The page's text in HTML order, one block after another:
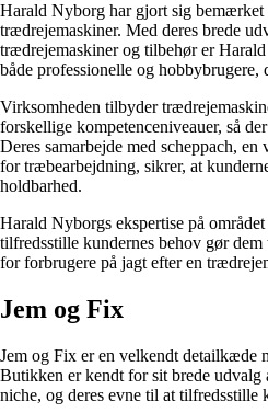
Harald Nyborg har gjort sig bemærket
trædrejemaskiner. Med deres brede
trædrejemaskiner og tilbehør er
både professionelle og hobbybrugere,
Virksomheden tilbyder
forskellige kompetenceniveauer, så
Deres samarbejde med scheppach,
for træbearbejdning, sikrer, at
holdbarhed.
Harald Nyborgs ekspertise på
tilfredsstille kundernes behov gør dem
for forbrugere på jagt efter en
Jem og Fix
Jem og Fix er en velkendt detailkæde
Butikken er kendt for sit brede
niche, og deres evne til at tilfredsstille